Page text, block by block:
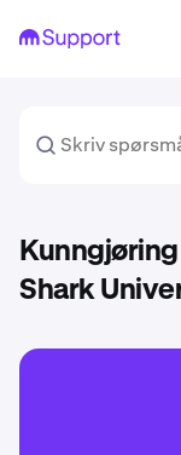
Shark